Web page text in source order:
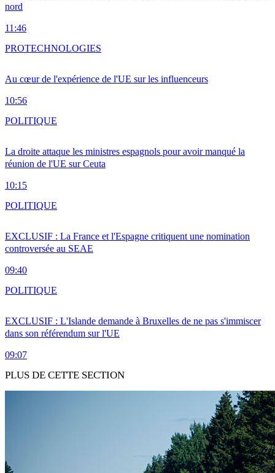
nord
11:46
Au cœur de l'expérience de l'UE sur les influenceurs
10:56
PROTECHNOLOGIES
La droite attaque les ministres espagnols pour avoir manqué la
réunion de l'UE sur Ceuta
10:15
POLITIQUE
EXCLUSIF : La France et l'Espagne critiquent une nomination
controversée au SEAE
09:40
POLITIQUE
EXCLUSIF : L'Islande demande à Bruxelles de ne pas s'immiscer
dans son référendum sur l'UE
09:07
POLITIQUE
PLUS DE CETTE SECTION